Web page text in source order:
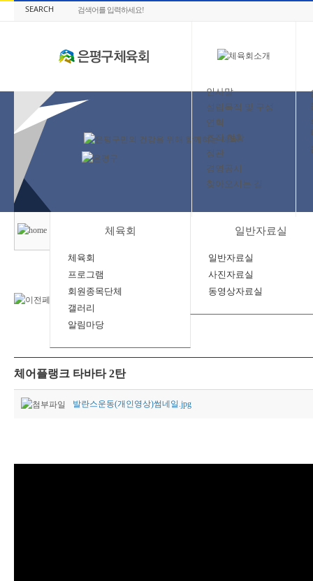
SEARCH
인사말
설립목적 및 구성
연혁
조직 현황
정관
경영공시
찾아오시는 길
체육회
체육회
프로그램
회원종목단체
갤러리
알림마당
일반자료실
일반자료실
사진자료실
동영상자료실
체어플랭크 타바타 2탄
발란스운동(개인영상)썸네일.jpg